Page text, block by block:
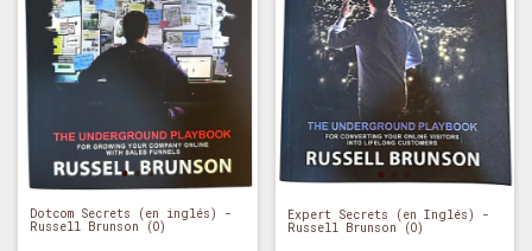
Dotcom Secrets (en inglés) -
Russell Brunson (O)
Expert Secrets (en Inglés) -
Russell Brunson (O)